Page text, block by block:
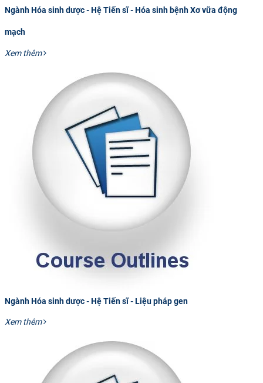
Ngành Hóa sinh dược - Hệ Tiến sĩ - Hóa sinh bệnh Xơ vữa động
mạch
Xem thêm
Ngành Hóa sinh dược - Hệ Tiến sĩ - Liệu pháp gen
Xem thêm